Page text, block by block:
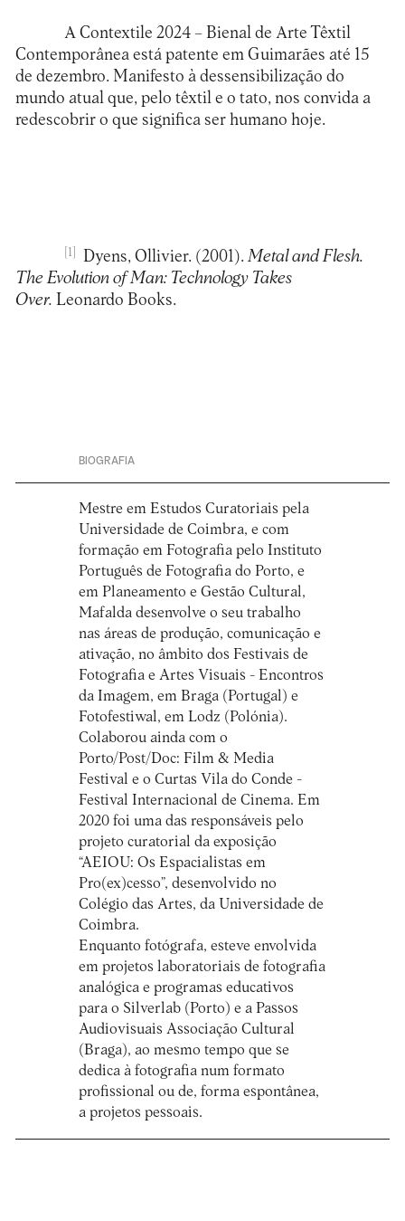
A Contextile 2024 – Bienal de Arte Têxtil
Contemporâneaestá patente em Guimarães até 15
de dezembro. Manifesto à dessensibilização do
mundo atual que, pelo têxtil e o tato, nos convida a
redescobrir o que significa ser humano hoje.
[1] Dyens, Ollivier. (2001).Metal and Flesh.
The Evolution of Man: Technology Takes
Over. Leonardo Books.
BIOGRAFIA
Mestre em Estudos Curatoriais pela
Universidade de Coimbra, e com
formação em Fotografia pelo Instituto
Português de Fotografia do Porto, e
em Planeamento e Gestão Cultural,
Mafalda desenvolve o seu trabalho
nas áreas de produção, comunicação e
ativação, no âmbito dos Festivais de
Fotografia e Artes Visuais - Encontros
da Imagem, em Braga (Portugal) e
Fotofestiwal, em Lodz (Polónia).
Colaborou ainda com o
Porto/Post/Doc: Film & Media
Festival e o Curtas Vila do Conde -
Festival Internacional de Cinema. Em
2020 foi uma das responsáveis pelo
projeto curatorial da exposição
“AEIOU: Os Espacialistas em
Pro(ex)cesso”, desenvolvido no
Colégio das Artes, da Universidade de
Coimbra.
Enquanto fotógrafa, esteve envolvida
em projetos laboratoriais de fotografia
analógica e programas educativos
para o Silverlab (Porto) e a Passos
Audiovisuais Associação Cultural
(Braga), ao mesmo tempo que se
dedica à fotografia num formato
profissional ou de, forma espontânea,
a projetos pessoais.